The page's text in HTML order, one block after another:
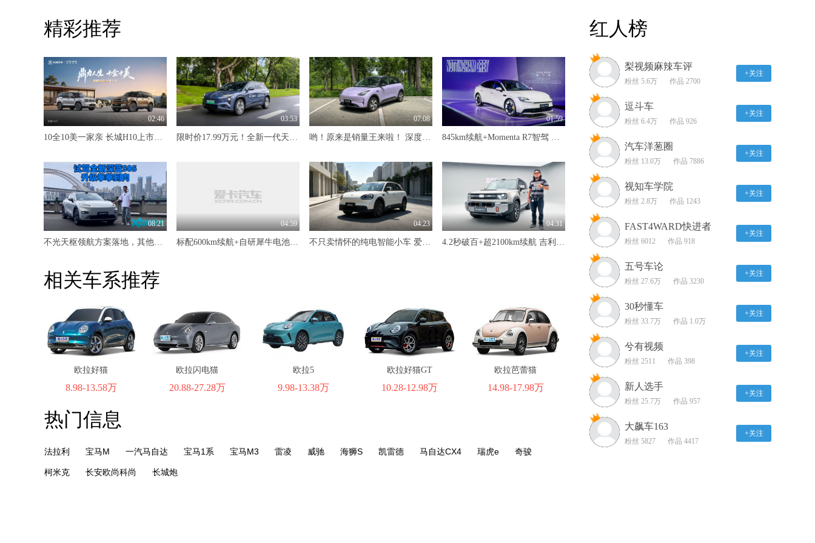
2019款 奥迪A7 灯光展示
02:32
2019款 奥迪A7 导航系统
2019款 奥迪A7 储物空间
展示
展示
2019款 奥迪A7 车道保持
系统展示
01:42
2019款 奥迪A7 CarPlay系
01:33
2019款长城欧拉R1 灯光
精彩推荐
02:46
10全10美一家亲 长城H10上市限时20.18万元起
03:53
限时价17.99万元！全新一代天工08 670 Max重磅上市，限时六重大礼
07:08
哟！原来是销量王来啦！ 深度试驾吉利星愿
01:59
845km续航+Momenta R7智驾 MG07预售12.59万-16.59万
08:21
不光天枢领航方案落地，其他升级也是拳拳到肉 试驾全新深蓝S05
04:59
标配600km续航+自研犀牛电池 抢先体验奇瑞风云T7
04:23
不只卖情怀的纯电智能小车 爱卡深度试驾奇瑞QQ3
04:31
4.2秒破百+超2100km续航 吉利银河战舰700硬派SUV实力出圈
相关车系推荐
欧拉好猫
8.98-13.58万
欧拉闪电猫
20.88-27.28万
欧拉5
9.98-13.38万
欧拉好猫GT
10.28-12.98万
欧拉芭蕾猫
14.98-17.98万
热门信息
法拉利 宝马M 一汽马自达 宝马1系 宝马M3 雷凌 威驰 海狮S 凯雷德 马自达CX4 瑞虎e 奇骏
柯米克 长安欧尚科尚 长城炮
红人榜
梨视频麻辣车评
粉丝 5.6万 作品 2700
+关注
逗斗车
粉丝 6.4万 作品 926
+关注
汽车洋葱圈
粉丝 13.0万 作品 7886
+关注
视知车学院
粉丝 2.8万 作品 1243
+关注
FAST4WARD快进者
粉丝 6012 作品 918
+关注
五号车论
粉丝 27.6万 作品 3230
+关注
30秒懂车
粉丝 33.7万 作品 1.0万
+关注
兮有视频
粉丝 2511 作品 398
+关注
新人选手
粉丝 25.7万 作品 957
+关注
大飙车163
粉丝 5827 作品 4417
+关注